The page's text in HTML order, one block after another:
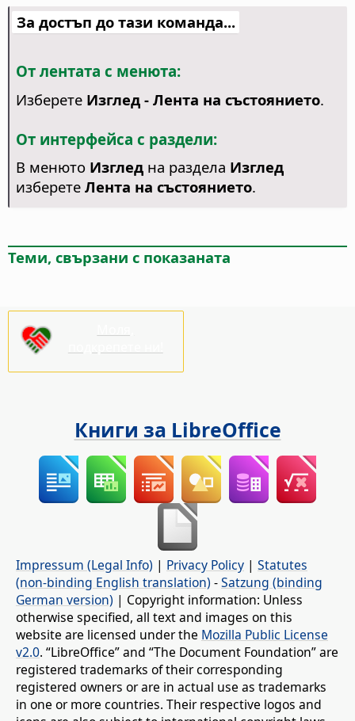
За достъп до тази команда...
От лентата с менюта:
Изберете Изглед - Лента на състоянието.
От интерфейса с раздели:
В менюто Изгледна раздела Изглед
изберете Лента на състоянието.
Теми, свързани с показаната
Книги за LibreOffice
Impressum (Legal Info) | Privacy Policy | Statutes
(non-binding English translation) -Satzung (binding
German version) | Copyright information: Unless
otherwise specified, all text and images on this
website are licensed under the Mozilla Public License
v2.0. “LibreOffice” and “The Document Foundation” are
registered trademarks of their corresponding
registered owners or are in actual use as trademarks
in one or more countries. Their respective logos and